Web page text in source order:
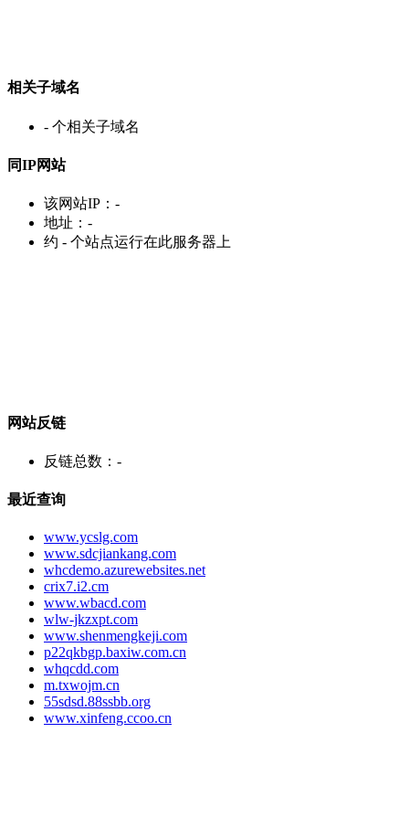
相关子域名
- 个相关子域名
同IP网站
该网站IP： -
地址： -
约 - 个站点运行在此服务器上
网站反链
反链总数： -
最近查询
www.ycslg.com
www.sdcjiankang.com
whcdemo.azurewebsites.net
crix7.i2.cm
www.wbacd.com
wlw-jkzxpt.com
www.shenmengkeji.com
p22qkbgp.baxiw.com.cn
whqcdd.com
m.txwojm.cn
55sdsd.88ssbb.org
www.xinfeng.ccoo.cn